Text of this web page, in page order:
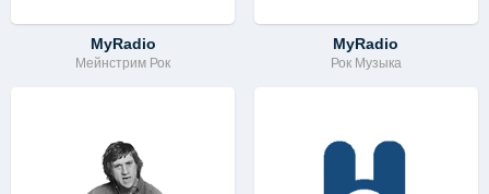
MyRadio
Мейнстрим Рок
MyRadio
Рок Музыка